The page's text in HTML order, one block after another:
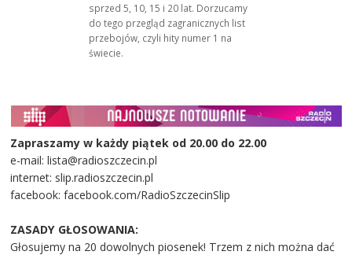
sprzed 5, 10, 15 i 20 lat. Dorzucamy
do tego przegląd zagranicznych list
przebojów, czyli hity numer 1 na
świecie.
Zapraszamy w każdy piątek od 20.00 do 22.00
e-mail: lista@radioszczecin.pl
internet: slip.radioszczecin.pl
facebook: facebook.com/RadioSzczecinSlip
ZASADY GŁOSOWANIA:
Głosujemy na 20 dowolnych piosenek! Trzem z nich można dać